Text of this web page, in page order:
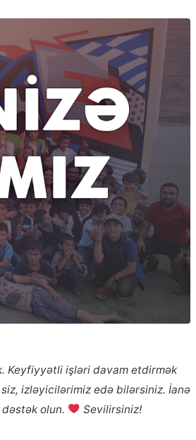
Keyfiyyətli işləri davam etdirmək
izləyicilərimiz edə bilərsiniz. İanə
olun.
Sevilirsiniz!